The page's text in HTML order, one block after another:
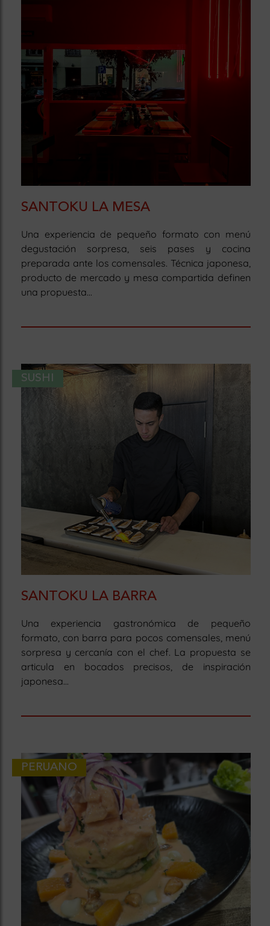
SANTOKU LA MESA
Una experiencia de pequeño formato con menú
degustación sorpresa, seis pases y cocina
preparada ante los comensales. Técnica japonesa,
producto de mercado y mesa compartida definen
una propuesta...
SUSHI
SANTOKU LA BARRA
Una experiencia gastronómica de pequeño
formato, con barra para pocos comensales, menú
sorpresa y cercanía con el chef. La propuesta se
articula en bocados precisos, de inspiración
japonesa...
PERUANO